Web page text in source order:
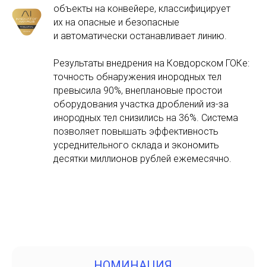
объекты на конвейере, классифицирует
их на опасные и безопасные
и автоматически останавливает линию.
Результаты внедрения на Ковдорском ГОКе:
точность обнаружения инородных тел
превысила 90%, внеплановые простои
оборудования участка дроблений из-за
инородных тел снизились на 36%. Система
позволяет повышать эффективность
усреднительного склада и экономить
десятки миллионов рублей ежемесячно.